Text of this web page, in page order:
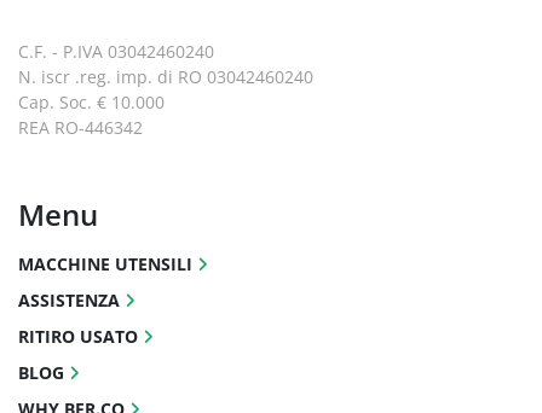
C.F. - P.IVA 03042460240
N. iscr .reg. imp. di RO 03042460240
Cap. Soc. € 10.000
REA RO-446342
Menu
MACCHINE UTENSILI
ASSISTENZA
RITIRO USATO
BLOG